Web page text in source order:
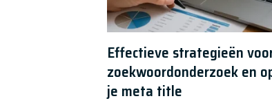
Effectieve strategieën
zoekwoordonderzoek en
je meta title